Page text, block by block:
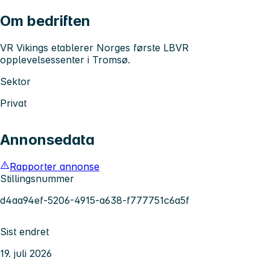
Om bedriften
VR Vikings etablerer Norges første LBVR
opplevelsessenter i Tromsø.
Sektor
Privat
Annonsedata
Rapporter annonse
Stillingsnummer
d4aa94ef-5206-4915-a638-f777751c6a5f
Sist endret
19. juli 2026